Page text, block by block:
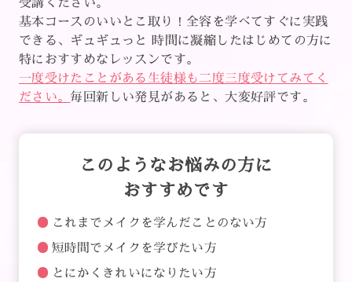
基本コースのいいとこ取り！全容を学べてすぐに実践
できる、ギュギュっと 時間に凝縮したはじめての方に
特におすすめなレッスンです。
一度受けたことがある生徒様も二度三度受けてみてく
ださい。 毎回新しい発見があると、大変好評です。
このようなお悩みの方に
おすすめです
これまでメイクを学んだことのない方
短時間でメイクを学びたい方
とにかくきれいになりたい方